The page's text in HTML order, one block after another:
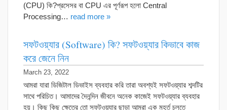
(CPU) কি?প্রসেসর বা CPU এর পূর্ণরূপ হলো Central
Processing… read more »
সফটওয়্যার (Software) কি? সফটওয়্যার কিভাবে কাজ
করে জেনে নিন
March 23, 2022
আমরা যারা ডিজিটাল ডিভাইস ব্যবহার করি তারা অবশ্যই সফটওয়্যার শব্দটির
সাথে পরিচিত। আমাদের দৈনন্দিন জীবনে অনেক কাজেই সফটওয়্যার ব্যবহার
হয়। কিছু কিছু ক্ষেত্রে তো সফটওয়্যার ছাড়া আমরা এক মুহূর্ত চলতে